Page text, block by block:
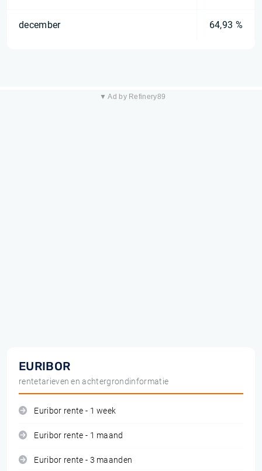
december 64,93 %
▼ Ad by Refinery89
EURIBOR
rentetarieven en achtergrondinformatie
Euribor rente - 1 week
Euribor rente - 1 maand
Euribor rente - 3 maanden